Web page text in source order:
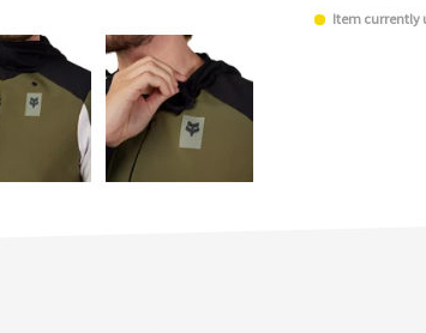
Item currently